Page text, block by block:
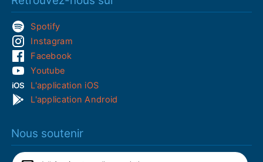
Spotify
Instagram
Facebook
Youtube
L'application iOS
L'application Android
Nous soutenir